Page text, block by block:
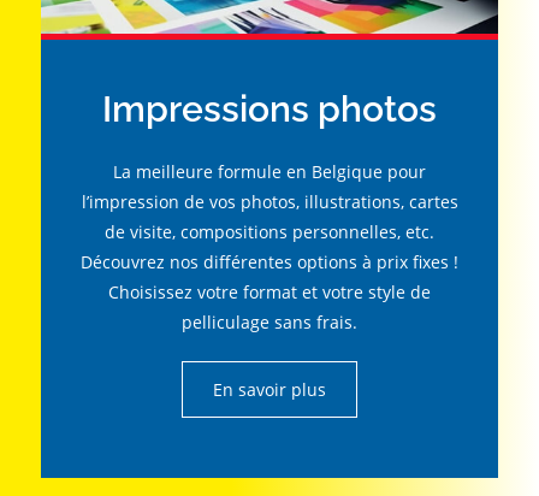
Impressions photos
La meilleure formule en Belgique pour
l’impression de vos photos, illustrations, cartes
de visite, compositions personnelles, etc.
Découvrez nos différentes options à prix fixes !
Choisissez votre format et votre style de
pelliculage sans frais.
En savoir plus